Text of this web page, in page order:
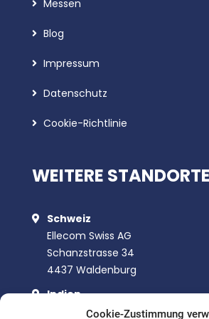
Cookie-Zustimmung
Messen
Blog
Impressum
Datenschutz
Cookie-Richtlinie
WEITERE STANDORTE
Schweiz
Ellecom Swiss AG
Schanzstrasse 34
4437 Waldenburg
Indien
Ellecom SGI Pvt. Ltd.